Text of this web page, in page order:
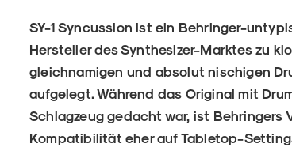
SY-1 Syncussion ist ein Behringer-
Hersteller des Synthesizer-Marktes zu
gleichnamigen und absolut nischigen
aufgelegt. Während das Original mit
Schlagzeug gedacht war, ist Behringers
Kompatibilität eher auf Tabletop-